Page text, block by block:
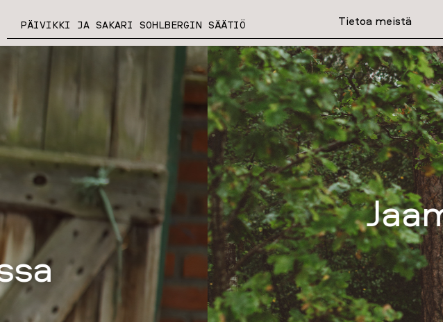
PÄIVIKKI JA SAKARI SOHLBERGIN SÄÄTIÖ Tietoa meistä
Jaamme